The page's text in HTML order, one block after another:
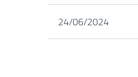
24/06/2024